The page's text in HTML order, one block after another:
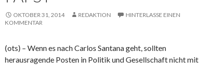
OKTOBER 31, 2014 REDAKTION
HINTERLASSE EINEN
KOMMENTAR
(ots) – Wenn es nach Carlos Santana geht, sollten
herausragende Posten in Politik und Gesellschaft nicht mit